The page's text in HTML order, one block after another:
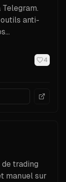
anti-
4
de trading
manuel sur